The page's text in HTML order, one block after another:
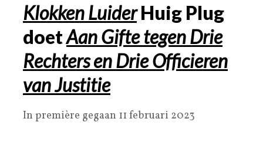
Klokken LuiderHuig Plug
doetAan Gifte tegen Drie
Rechters en Drie Officieren
van Justitie
In première gegaan 11 februari 2023